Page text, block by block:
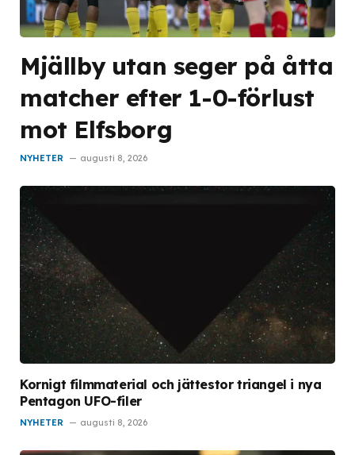
Mjällby utan seger på åtta
matcher efter 1-0-förlust
mot Elfsborg
NYHETER augusti 8, 2026
Kornigt filmmaterial och jättestor triangel i nya
Pentagon UFO-filer
NYHETER augusti 8, 2026